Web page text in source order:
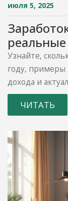
июля 5, 2025
Узнайте,
году,
дохода и
ЧИТАТЬ